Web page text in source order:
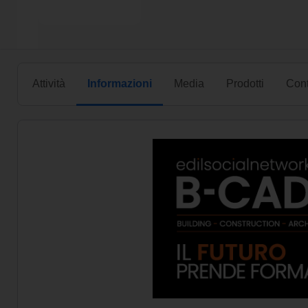
Attività Informazioni Media Prodotti